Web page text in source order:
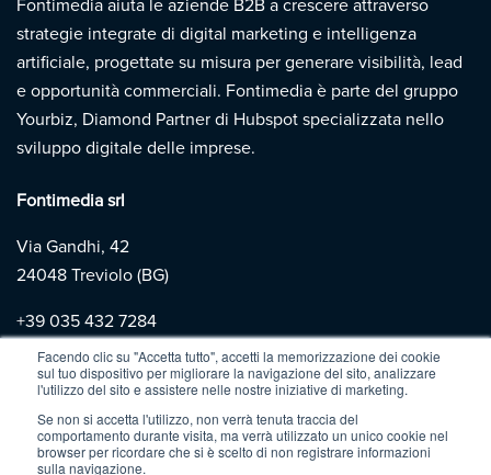
Facendo clic su "Accetta tutto", accetti la memorizzazione dei cookie
sul tuo dispositivo per migliorare la navigazione del sito, analizzare
l'utilizzo del sito e assistere nelle nostre iniziative di marketing.
Se non si accetta l'utilizzo, non verrà tenuta traccia del
comportamento durante visita, ma verrà utilizzato un unico cookie nel
browser per ricordare che si è scelto di non registrare informazioni
sulla navigazione.
Fontimedia aiuta le aziende B2B a crescere attraverso
strategie integrate di digital marketing e intelligenza
artificiale, progettate su misura per generare visibilità, lead
e opportunità commerciali. Fontimedia è parte del gruppo
Yourbiz, Diamond Partner di Hubspot specializzata nello
sviluppo digitale delle imprese.
Fontimedia srl
Via Gandhi, 42
24048 Treviolo (BG)
+39 035 432 7284
Copyright 2026 | Fontimedia |P.IVA: 03997730167 |
Policy|Cookie Policy